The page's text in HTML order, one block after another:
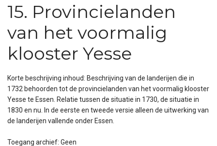
15. Provincielanden
van het voormalig
klooster Yesse
Korte beschrijving inhoud: Beschrijving van de landerijen die in
1732 behoorden tot de provincielanden van het voormalig klooster
Yesse te Essen. Relatie tussen de situatie in 1730, de situatie in
1830 en nu. In de eerste en tweede versie alleen de uitwerking van
de landerijen vallende onder Essen.
Toegang archief: Geen